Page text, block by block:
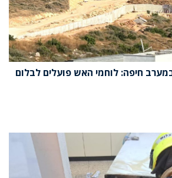
חיפה: לוחמי האש פועלים לבלום